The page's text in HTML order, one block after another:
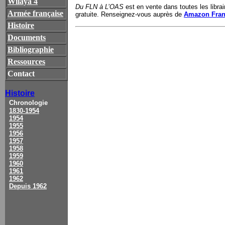
Armée française
Histoire
Documents
Bibliographie
Ressources
Contact
Histoire
Chronologie
1830-1954
1954
1955
1956
1957
1958
1959
1960
1961
1962
Depuis 1962
Du FLN à L’OAS est en vente dans toutes les
gratuite. Renseignez-vous auprès de Amazon